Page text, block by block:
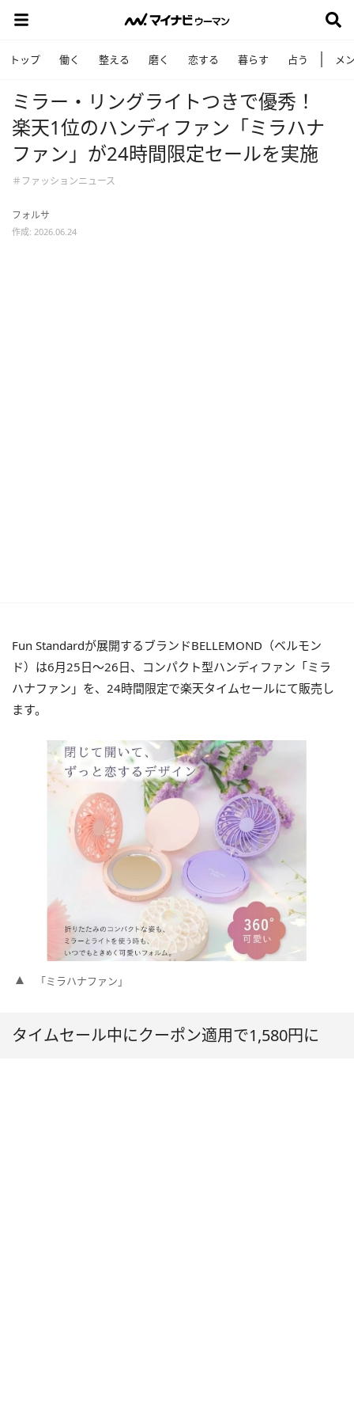
トップ 働く 整える 磨く 恋する 暮らす 占う メ
ミラー・リングライトつきで優秀！
楽天1位のハンディファン「ミラハナ
ファン」が24時間限定セールを実施
＃ファッションニュース
フォルサ
作成: 2026.06.24
Fun Standardが展開するブランドBELLEMOND（ベルモン
ド）は6月25日～26日、コンパクト型ハンディファン「ミラ
ハナファン」を、24時間限定で楽天タイムセールにて販売し
ます。
「ミラハナファン」
タイムセール中にクーポン適用で1,580円に